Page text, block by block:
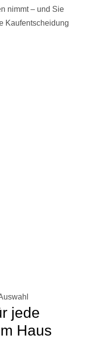
nimmt – und Sie
Kaufentscheidung
jede
Haus